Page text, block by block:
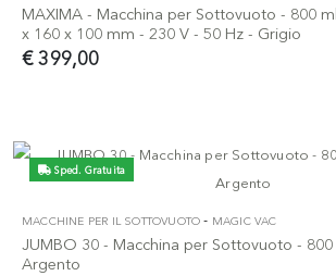
MAXIMA - Macchina per Sottovuoto - 800
x 160 x 100 mm - 230 V - 50 Hz - Grigio
€ 399,00
Sped. Gratuita
MACCHINE PER IL SOTTOVUOTO - MAGIC VAC
JUMBO 30 - Macchina per Sottovuoto -
Argento